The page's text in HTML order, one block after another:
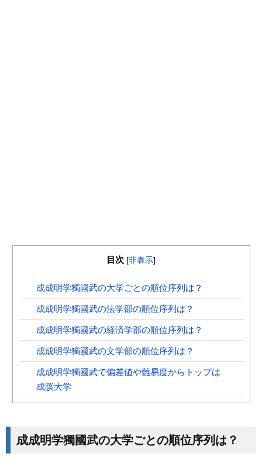
目次 [非表示]
成成明学獨國武の大学ごとの順位序列は？
成成明学獨國武の法学部の順位序列は？
成成明学獨國武の経済学部の順位序列は？
成成明学獨國武の文学部の順位序列は？
成成明学獨國武で偏差値や難易度からトップは
成蹊大学
成成明学獨國武の大学ごとの順位序列は？